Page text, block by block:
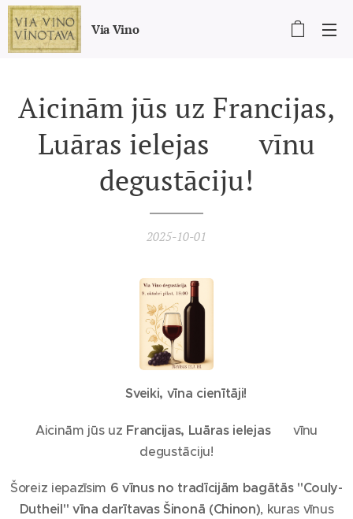
Via Vino
Aicinām jūs uz Francijas,
Luāras ielejas 🇫🇷 vīnu
degustāciju!
2025-10-01
Sveiki, vīna cienītāji!
Aicinām jūs uz Francijas, Luāras ielejas🇫🇷 vīnu
degustāciju!
Šoreiz iepazīsim 6 vīnus no tradīcijām bagātās "Couly-
Dutheil" vīna darītavas Šinonā (Chinon), kuras vīnus